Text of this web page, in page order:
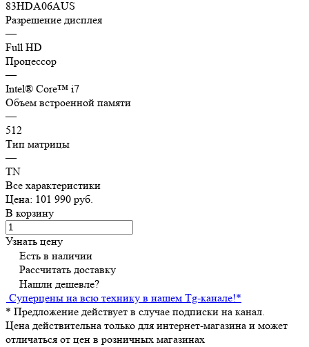
83HDA06AUS
Разрешение дисплея
—
Full HD
Процессор
—
Intеl® Сorе™ i7
Объем встроенной памяти
—
512
Тип матрицы
—
TN
Все характеристики
Цена: 101 990 руб.
В корзину
Узнать цену
Есть в наличии
Рассчитать доставку
Нашли дешевле?
Суперцены на всю технику в нашем Tg-канале!*
* Предложение действует в случае подписки на канал.
Цена действительна только для интернет-магазина и может
отличаться от цен в розничных магазинах